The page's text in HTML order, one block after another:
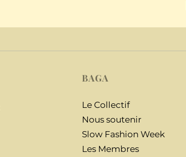
BAGA
Le Collectif
Nous soutenir
Slow Fashion Week
Les Membres